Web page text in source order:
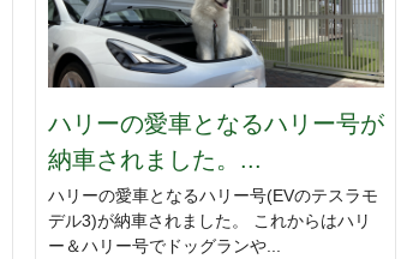
ハリーの愛車となるハリー号が
納車されました。...
ハリーの愛車となるハリー号(EVのテスラモ
デル3)が納車されました。 これからはハリ
ー＆ハリー号でドッグランや...